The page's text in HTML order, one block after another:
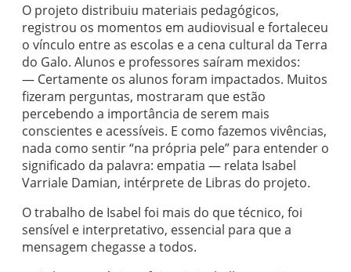
O projeto distribuiu materiais pedagógicos,
registrou os momentos em audiovisual e fortaleceu
o vínculo entre as escolas e a cena cultural da Terra
do Galo. Alunos e professores saíram mexidos:
— Certamente os alunos foram impactados. Muitos
fizeram perguntas, mostraram que estão
percebendo a importância de serem mais
conscientes e acessíveis. E como fazemos vivências,
nada como sentir “na própria pele” para entender o
significado da palavra: empatia — relata Isabel
Varriale Damian, intérprete de Libras do projeto.
O trabalho de Isabel foi mais do que técnico, foi
sensível e interpretativo, essencial para que a
mensagem chegasse a todos.